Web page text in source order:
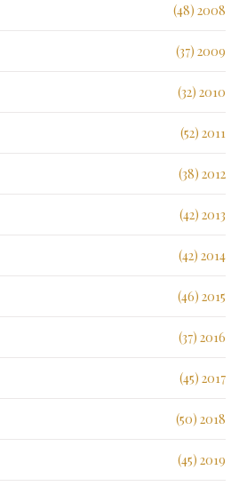
2008 (48)
2009 (37)
2010 (32)
2011 (52)
2012 (38)
2013 (42)
2014 (42)
2015 (46)
2016 (37)
2017 (45)
2018 (50)
2019 (45)